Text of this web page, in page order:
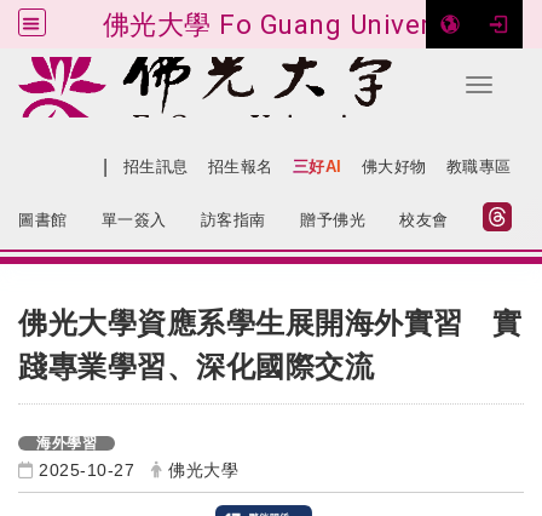
佛光大學 Fo Guang University
Toggle
跳到主要內容
招生訊息 招生報名 三好AI 佛大好物 教職專區
圖書館 單一簽入 訪客指南 贈予佛光 校友會
佛光大學資應系學生展開海外實習 實
踐專業學習、深化國際交流
海外學習
2025-10-27 佛光大學